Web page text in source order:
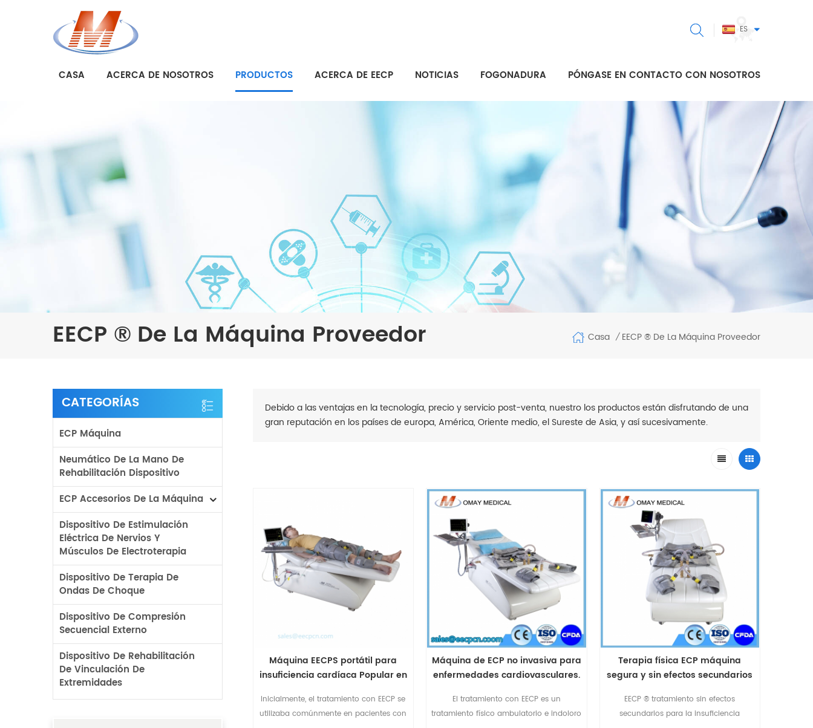
ES
CASA ACERCA DE NOSOTROS PRODUCTOS ACERCA DE EECP NOTICIAS FOGONADURA PÓNGASE EN CONTACTO CON NOSOTROS
EECP ® De La Máquina Proveedor Casa / EECP ® De La Máquina Proveedor
CATEGORÍAS
ECP Máquina
Neumático De La Mano De
Rehabilitación Dispositivo
ECP Accesorios De La Máquina
Dispositivo De Estimulación
Eléctrica De Nervios Y
Músculos De Electroterapia
Dispositivo De Terapia De
Ondas De Choque
Dispositivo De Compresión
Secuencial Externo
Dispositivo De Rehabilitación
De Vinculación De
Extremidades
Debido a las ventajas en la tecnología, precio y servicio post-venta, nuestro los productos están disfrutando de una
gran reputación en los países de europa, América, Oriente medio, el Sureste de Asia, y así sucesivamente.
Máquina EECPS portátil para
insuficiencia cardíaca Popular en
Inicialmente, el tratamiento con EECP se
utilizaba comúnmente en pacientes con
Máquina de ECP no invasiva para
enfermedades cardiovasculares.
de EE. UU.
El tratamiento con EECP es un
tratamiento físico ambulatorio e indoloro
Terapia física ECP máquina
segura y sin efectos secundarios
corazón
EECP ® tratamiento sin efectos
secundarios para la insuficiencia